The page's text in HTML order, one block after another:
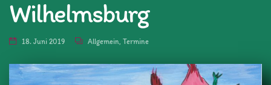
Wilhelmsburg
18. Juni 2019 Allgemein ,Termine